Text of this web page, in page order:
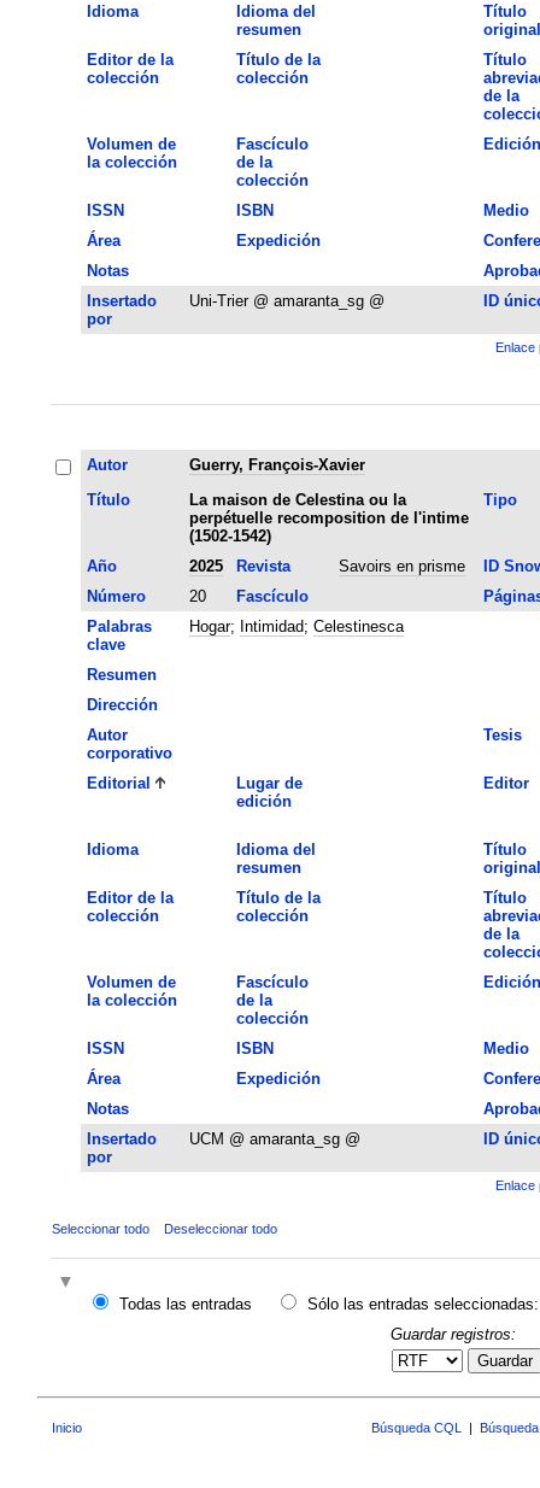
Idioma
Idioma del
resumen
Título
original
Editor de la
colección
Título de la
colección
Título
de la
Volumen de
la colección
Fascículo
de la
colección
Edición
ISSN ISBN
Medio
Área
Expedición
Notas
Insertado
por
Uni-Trier @ amaranta_sg @ ID
Enlace
Autor
Guerry, François-Xavier
Título
La maison de Celestina ou la
perpétuelle recomposition de l'intime
(1502-1542)
Tipo
Año 2025 Revista Savoirs en prisme
ID
Número
20 Fascículo
Palabras
clave
Hogar; Intimidad; Celestinesca
Resumen
Dirección
Autor
corporativo
Tesis
Editorial
Lugar de
edición
Editor
Idioma
Idioma del
resumen
Título
original
Editor de la
colección
Título de la
colección
Título
de la
Volumen de
la colección
Fascículo
de la
colección
Edición
ISSN ISBN
Medio
Área
Expedición
Notas
Insertado
por
UCM @ amaranta_sg @ ID
Enlace
Seleccionar todo Deseleccionar todo
Todas las entradas
Sólo las entradas seleccionadas:
Guardar registros:
Guardar
Inicio Búsqueda CQL